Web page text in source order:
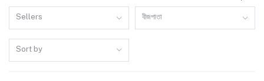
Sellers বীজপাতা
Sort by